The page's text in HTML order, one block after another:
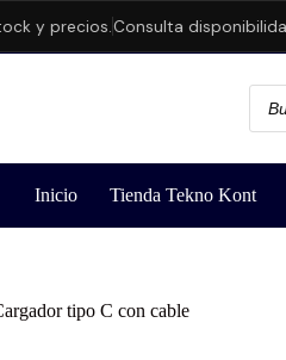
precios.Consulta disponibilidad
Inicio Tienda Tekno Kont
tipo C con cable